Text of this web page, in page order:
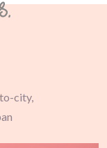
city,